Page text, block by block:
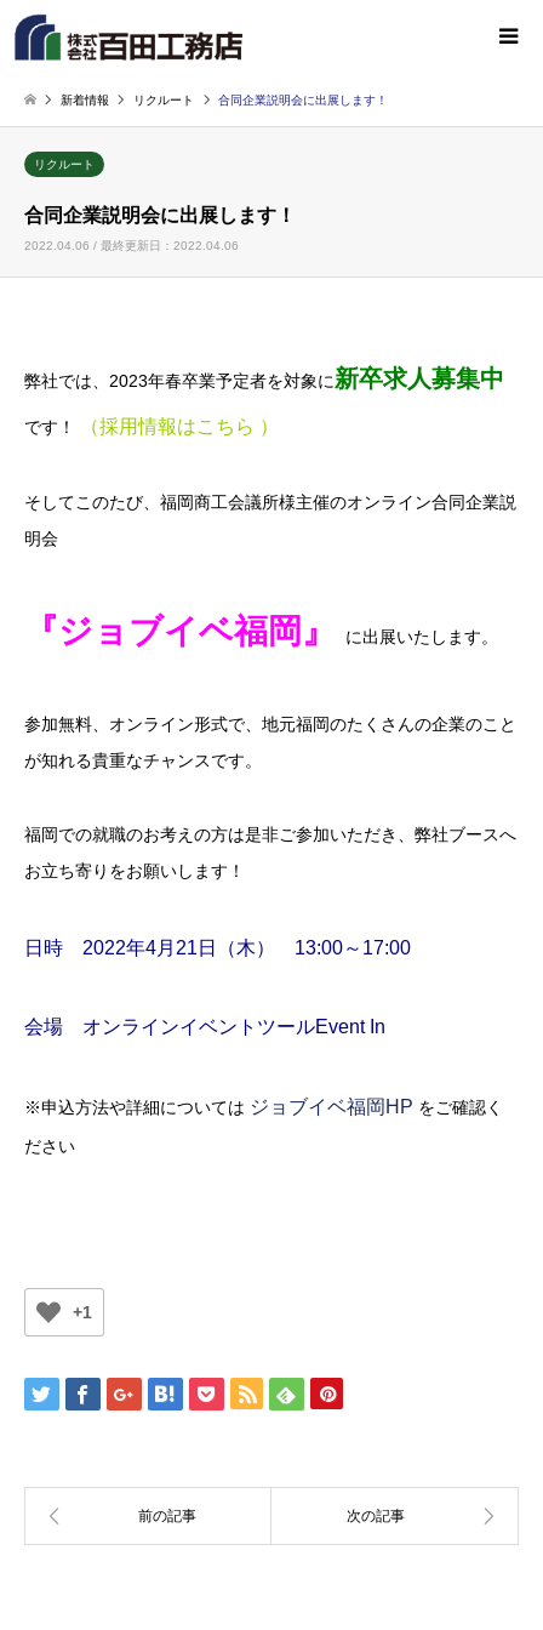
新着情報 リクルート 合同企業説明会に出展します！
リクルート
合同企業説明会に出展します！
2022.04.06 / 最終更新日：2022.04.06
弊社では、2023年春卒業予定者を対象に新卒求人募集中
です！ （採用情報はこちら ）
そしてこのたび、福岡商工会議所様主催のオンライン合同企業説
明会
『ジョブイベ福岡』 に出展いたします。
参加無料、オンライン形式で、地元福岡のたくさんの企業のこと
が知れる貴重なチャンスです。
福岡での就職のお考えの方は是非ご参加いただき、弊社ブースへ
お立ち寄りをお願いします！
日時 2022年4月21日（木） 13:00～17:00
会場 オンラインイベントツールEvent In
※申込方法や詳細については ジョブイベ福岡HP をご確認く
ださい
+1